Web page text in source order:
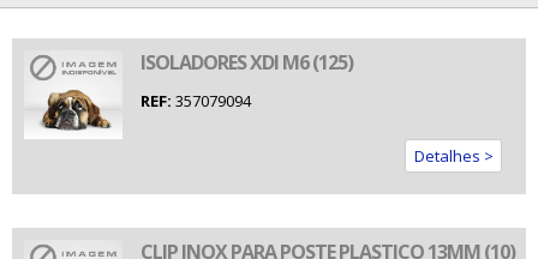
ISOLADORES XDI M6 (125)
REF: 357079094
Detalhes >
CLIP INOX PARA POSTE PLASTICO 13MM (10)